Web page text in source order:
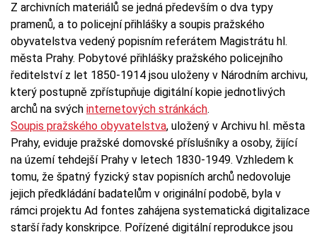
Z archivních materiálů se jedná především o dva typy
pramenů, a to policejní přihlášky a soupis pražského
obyvatelstva vedený popisním referátem Magistrátu hl.
města Prahy. Pobytové přihlášky pražského policejního
ředitelství z let 1850-1914 jsou uloženy v Národním archivu,
který postupně zpřístupňuje digitální kopie jednotlivých
archů na svých internetových stránkách.
Soupis pražského obyvatelstva, uložený v Archivu hl. města
Prahy, eviduje pražské domovské příslušníky a osoby, žijící
na území tehdejší Prahy v letech 1830-1949. Vzhledem k
tomu, že špatný fyzický stav popisních archů nedovoluje
jejich předkládání badatelům v originální podobě, byla v
rámci projektu Ad fontes zahájena systematická digitalizace
starší řady konskripce. Pořízené digitální reprodukce jsou